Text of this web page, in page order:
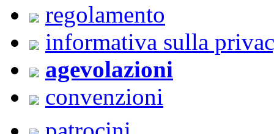
regolamento
informativa sulla
agevolazioni
convenzioni